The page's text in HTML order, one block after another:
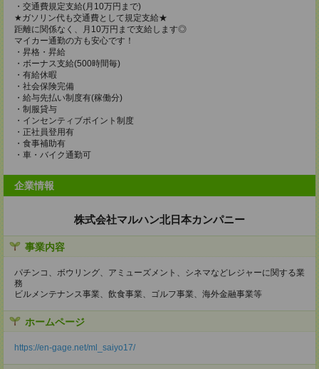
・交通費規定支給(月10万円まで)
★ガソリン代も交通費として規定支給★
距離に関係なく、月10万円まで支給します◎
マイカー通勤の方も安心です！
・昇格・昇給
・ボーナス支給(500時間毎)
・有給休暇
・社会保険完備
・給与先払い制度有(稼働分)
・制服貸与
・インセンティブポイント制度
・正社員登用有
・食事補助有
・車・バイク通勤可
企業情報
株式会社マルハン北日本カンパニー
事業内容
パチンコ、ボウリング、アミューズメント、シネマなどレジャーに関する業
務
ビルメンテナンス事業、飲食事業、ゴルフ事業、海外金融事業等
ホームページ
https://en-gage.net/ml_saiyo17/